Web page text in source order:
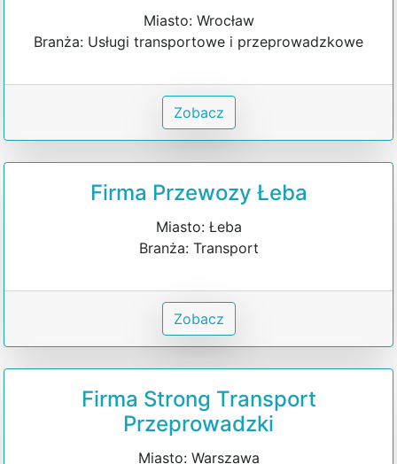
Miasto: Wrocław
Branża: Usługi transportowe i przeprowadzkowe
Zobacz
Firma Przewozy Łeba
Miasto: Łeba
Branża: Transport
Zobacz
Firma Strong Transport
Przeprowadzki
Miasto: Warszawa